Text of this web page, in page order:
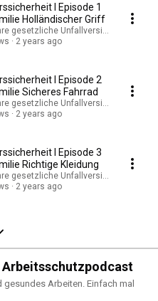
I Episode 1
Holländischer Griff
gesetzliche Unfallversicherung
2 years ago
I Episode 2
Sicheres Fahrrad
gesetzliche Unfallversicherung
2 years ago
I Episode 3
Richtige Kleidung
gesetzliche Unfallversicherung
2 years ago
Arbeitsschutzpodcast
gesundes Arbeiten. Einfach mal